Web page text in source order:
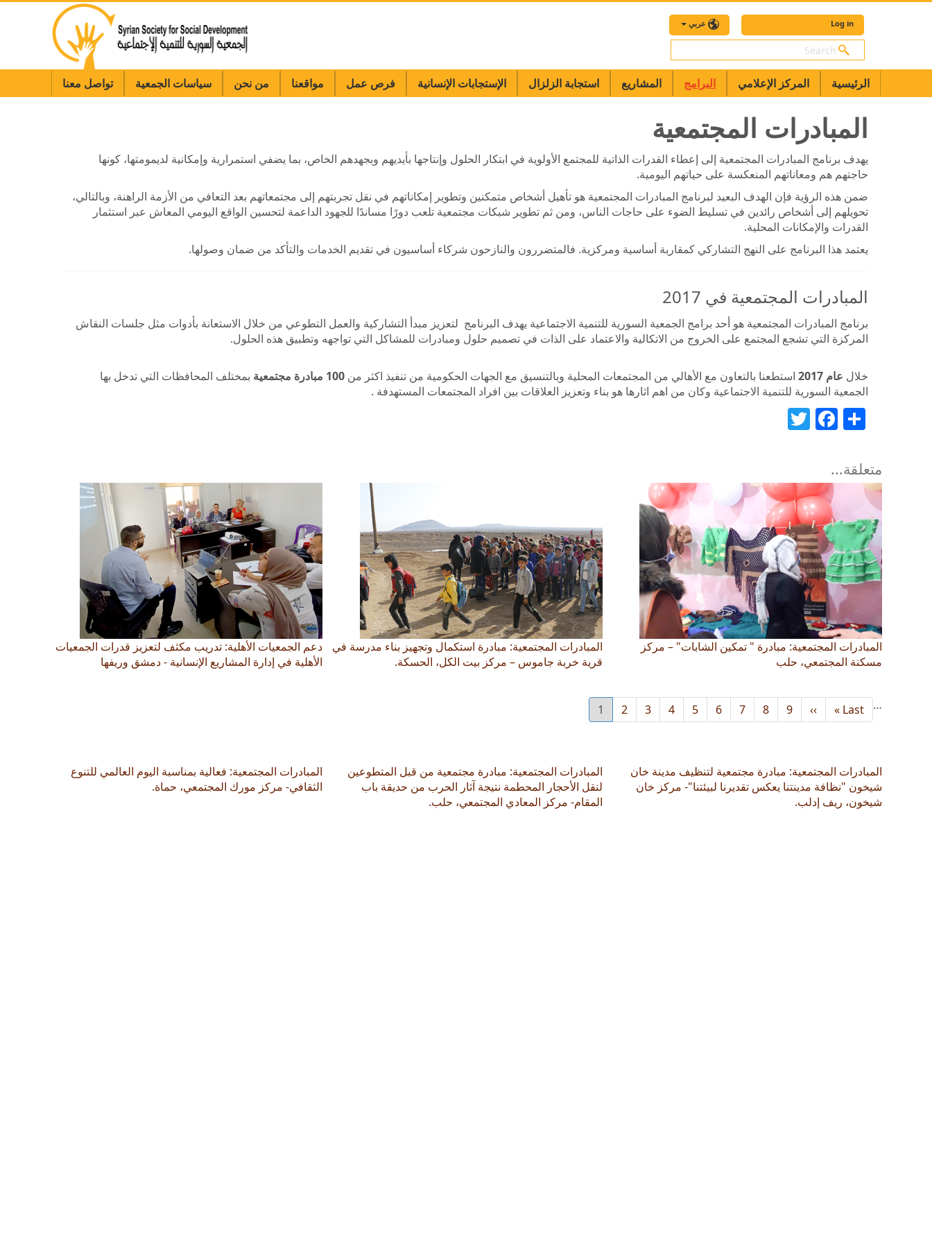
عربي Log in
بحث
الرئيسية المركز الإعلامي البرامج المشاريع استجابة الزلزال الإستجابات الإنسانية فرص عمل مواقعنا من نحن سياسات الجمعية تواصل معنا
المبادرات المجتمعية
يهدف برنامج المبادرات المجتمعية إلى إعطاء القدرات الذاتية للمجتمع الأولوية في ابتكار الحلول وإنتاجها بأيديهم وبجهدهم الخاص، بما يضفي استمرارية وإمكانية لديمومتها، كونها
حاجتهم هم ومعاناتهم المنعكسة على حياتهم اليومية.
ضمن هذه الرؤية فإن الهدف البعيد لبرنامج المبادرات المجتمعية هو تأهيل أشخاص متمكنين وتطوير إمكاناتهم في نقل تجربتهم إلى مجتمعاتهم بعد التعافي من الأزمة الراهنة، وبالتالي،
تحويلهم إلى أشخاص رائدين في تسليط الضوء على حاجات الناس، ومن ثم تطوير شبكات مجتمعية تلعب دورًا مساندًا للجهود الداعمة لتحسين الواقع اليومي المعاش عبر استثمار
القدرات والإمكانات المحلية.
يعتمد هذا البرنامج على النهج التشاركي كمقاربة أساسية ومركزية. فالمتضررون والنازحون شركاء أساسيون في تقديم الخدمات والتأكد من ضمان وصولها.
المبادرات المجتمعية في 2017
برنامج المبادرات المجتمعية هو أحد برامج الجمعية السورية للتنمية الاجتماعية يهدف البرنامج لتعزيز مبدأ التشاركية والعمل التطوعي من خلال الاستعانة بأدوات مثل جلسات النقاش
المركزة التي تشجع المجتمع على الخروج من الاتكالية والاعتماد على الذات في تصميم حلول ومبادرات للمشاكل التي تواجهه وتطبيق هذه الحلول.
خلال عام 2017 استطعنا بالتعاون مع الأهالي من المجتمعات المحلية وبالتنسيق مع الجهات الحكومية من تنفيذ اكثر من 100 مبادرة مجتمعية
بمختلف المحافظات التي تدخل بها
الجمعية السورية للتنمية الاجتماعية وكان من اهم اثارها هو بناء وتعزيز العلاقات بين افراد المجتمعات المستهدفة .
Share
Facebook
متعلقة...
دعم الجمعيات الأهلية: تدريب مكثف لتعزيز قدرات الجمعيات
الأهلية في إدارة المشاريع الإنسانية - دمشق وريفها
المبادرات المجتمعية: مبادرة استكمال وتجهيز بناء مدرسة في
قرية خربة جاموس – مركز بيت الكل، الحسكة.
المبادرات المجتمعية: مبادرة " تمكين الشابات" – مركز
مسكنة المجتمعي، حلب
Current
page
1
الصفحة
2
الصفحة
3
الصفحة
4
الصفحة
5
الصفحة
6
الصفحة
7
الصفحة
8
الصفحة
9 …
Next
page
››
Last
page
Last »
المبادرات المجتمعية: فعالية بمناسبة اليوم العالمي للتنوع
الثقافي- مركز مورك المجتمعي، حماة.
المبادرات المجتمعية: مبادرة مجتمعية من قبل المتطوعين
لنقل الأحجار المحطمة نتيجة آثار الحرب من حديقة باب
المقام- مركز المعادي المجتمعي، حلب.
المبادرات المجتمعية: مبادرة مجتمعية لتنظيف مدينة خان
شيخون "نظافة مدينتنا يعكس تقديرنا لبيئتنا"- مركز خان
شيخون، ريف إدلب.